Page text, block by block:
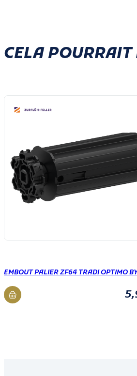
CELA POURRAIT
EMBOUT PALIER ZF64 TRADI OPTIMO